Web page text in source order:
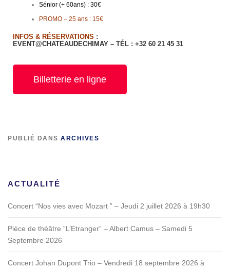
Sénior (+ 60ans) : 30€
PROMO – 25 ans : 15€
INFOS & RÉSERVATIONS :
EVENT@CHATEAUDECHIMAY – TÉL : +32 60 21 45 31
Billetterie en ligne
PUBLIÉ DANS ARCHIVES
ACTUALITÉ
Concert “Nos vies avec Mozart ” – Jeudi 2 juillet 2026 à 19h30
Pièce de théâtre “L’Etranger” – Albert Camus – Samedi 5
Septembre 2026
Concert Johan Dupont Trio – Vendredi 18 septembre 2026 à